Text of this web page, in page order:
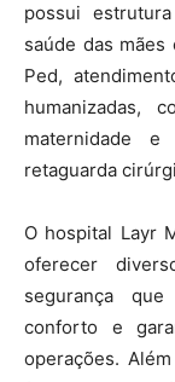
possui
saúde das
Ped,
humanizadas,
maternidade
retaguarda
O hospital Layr
oferecer
segurança
conforto e
operações.